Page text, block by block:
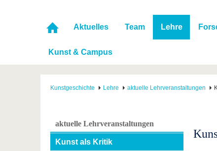
Karriere & Engagement
Strukturwandel
Förderung
Wissenschaftlicher
Im
Aktuelles Team Lehre
Kunst & Campus
Kunstgeschichte Lehre aktuelle Lehrveranstaltungen
aktuelle Lehrveranstaltungen
Kunst als Kritik